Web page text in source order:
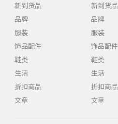
新到货品
品牌
服装
饰品配件
鞋类
生活
折扣商品
文章
新到货品
品牌
服装
饰品配件
鞋类
生活
折扣商品
文章